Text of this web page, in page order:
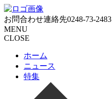
お問合わせ連絡先0248-73-2483
MENU
CLOSE
ホーム
ニュース
特集